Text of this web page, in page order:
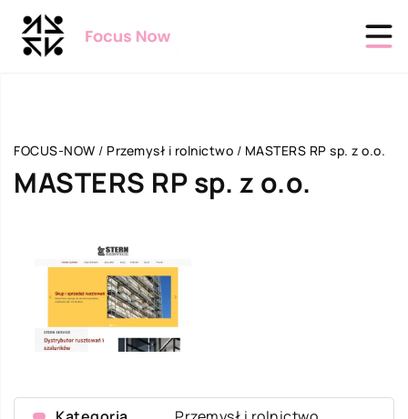
FOCUS-NOW / Przemysł i rolnictwo / MASTERS RP sp. z o.o.
MASTERS RP sp. z o.o.